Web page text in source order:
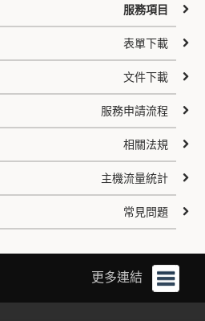
服務項目
表單下載
文件下載
服務申請流程
相關法規
主機流量統計
常見問題
更多連結